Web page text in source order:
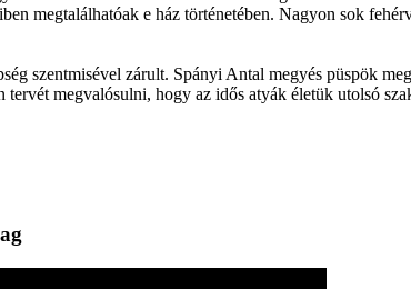
megtalálhatóak e ház történetében. Nagyon sok
szentmisével zárult. Spányi Antal megyés püspök
tervét megvalósulni, hogy az idős atyák életük utolsó